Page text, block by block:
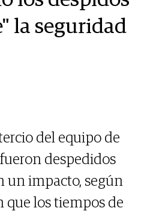
la seguridad
del equipo de
despedidos
un impacto, según
que los tiempos de